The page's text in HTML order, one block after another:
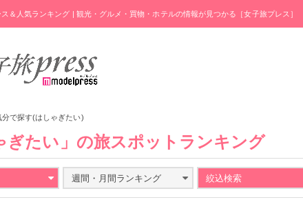
＆人気ランキング | 観光・グルメ・買物・ホテルの情報が見つかる［女子旅プレス］
分で探す(はしゃぎたい)
ぎたい」の旅スポットランキング
週間・月間ランキング 絞込検索